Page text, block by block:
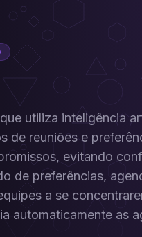
utiliza inteligência
de reuniões e
evitando
de preferências,
a se
automaticamente as